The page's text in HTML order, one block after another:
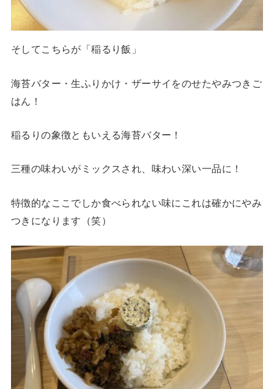
そしてこちらが「稲るり飯」
海苔バター・生ふりかけ・ザーサイをのせたやみつきご
はん！
稲るりの象徴ともいえる海苔バター！
三種の味わいがミックスされ、味わい深い一品に！
特徴的なここでしか食べられない味にこれは確かにやみ
つきになります（笑）